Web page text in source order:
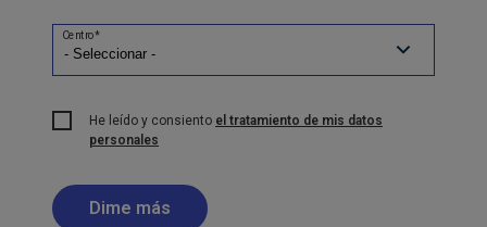
Centro*
He leído y consiento el tratamiento de mis datos
personales